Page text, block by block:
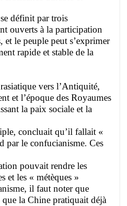
définit par trois
ouverts à la participation
le peuple peut s’exprimer
rapide et stable de la
vers l’Antiquité,
et l’époque des Royaumes
la paix sociale et la
concluait qu’il fallait «
par le confucianisme. Ces
pouvait rendre les
et les « métèques »
il faut noter que
la Chine pratiquait déjà